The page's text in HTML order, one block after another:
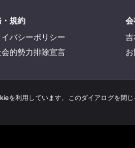
規約
イバシーポリシー
会的勢力排除宣言
会
吉
を利用しています。このダイアログを閉